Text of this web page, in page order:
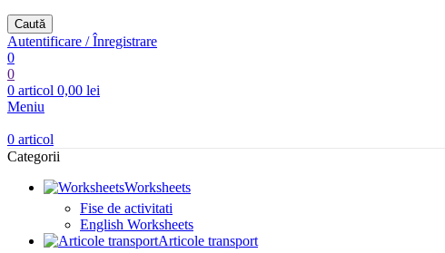
Caută
Autentificare / Înregistrare
0
0
0 articol 0,00 lei
Meniu
0 articol
Categorii
Worksheets
Fise de activitati
English Worksheets
Articole transport